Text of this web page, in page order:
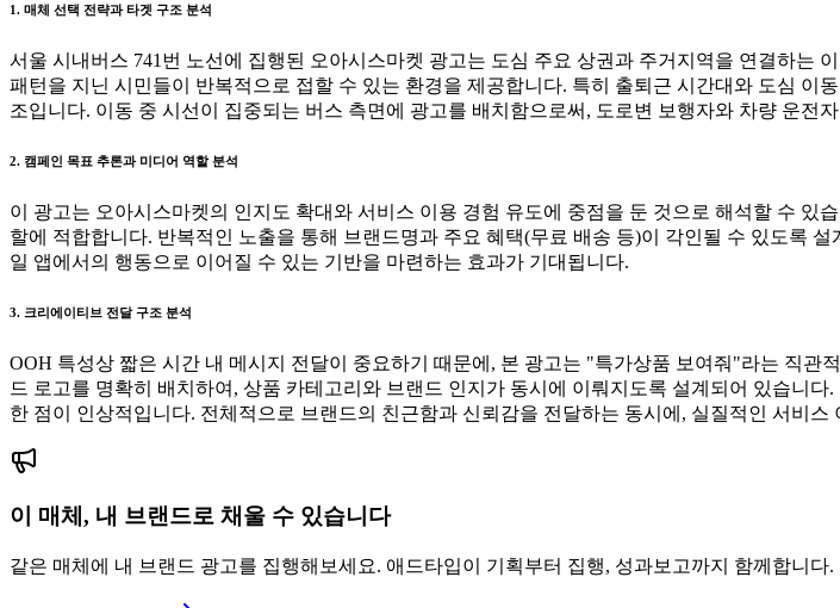
1. 매체 선택 전략과 타겟 구조 분석
서울 시내버스 741번 노선에 집행된 오아시스마켓 광고는 도심 주요 상권과 주거지역을 연결하는
패턴을 지닌 시민들이 반복적으로 접할 수 있는 환경을 제공합니다. 특히 출퇴근 시간대와 도심
조입니다. 이동 중 시선이 집중되는 버스 측면에 광고를 배치함으로써, 도로변 보행자와 차량 운전
2. 캠페인 목표 추론과 미디어 역할 분석
이 광고는 오아시스마켓의 인지도 확대와 서비스 이용 경험 유도에 중점을 둔 것으로 해석할 수
할에 적합합니다. 반복적인 노출을 통해 브랜드명과 주요 혜택(무료 배송 등)이 각인될 수 있도록
일 앱에서의 행동으로 이어질 수 있는 기반을 마련하는 효과가 기대됩니다.
3. 크리에이티브 전달 구조 분석
OOH 특성상 짧은 시간 내 메시지 전달이 중요하기 때문에, 본 광고는 "특가상품 보여줘"라는 직
드 로고를 명확히 배치하여, 상품 카테고리와 브랜드 인지가 동시에 이뤄지도록 설계되어 있습니
한 점이 인상적입니다. 전체적으로 브랜드의 친근함과 신뢰감을 전달하는 동시에, 실질적인 서비
이 매체, 내 브랜드로 채울 수 있습니다
같은 매체에 내 브랜드 광고를 집행해보세요. 애드타입이 기획부터 집행, 성과보고까지 함께합니다.